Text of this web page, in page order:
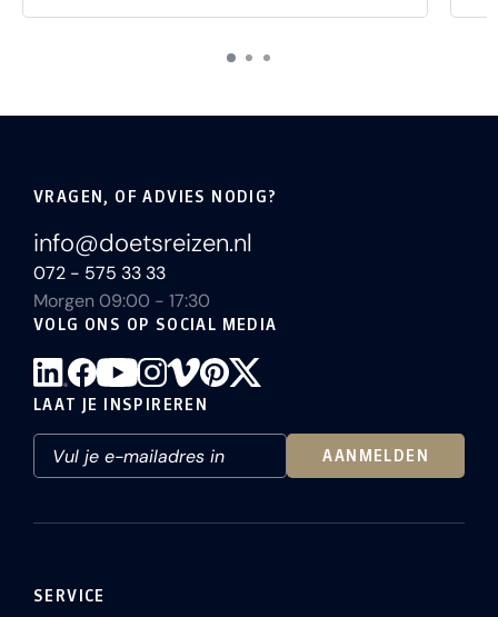
VRAGEN, OF ADVIES NODIG?
info@doetsreizen.nl
072 - 575 33 33
Morgen 09:00 - 17:30
VOLG ONS OP SOCIAL MEDIA
LAAT JE INSPIREREN
AANMELDEN
SERVICE